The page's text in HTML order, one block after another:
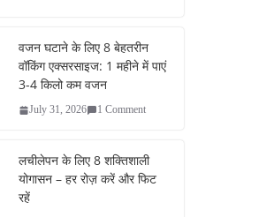
वजन घटाने के लिए 8 बेहतरीन
वॉकिंग एक्सरसाइज: 1 महीने में पाएं
3-4 किलो कम वजन
July 31, 2026 1 Comment
लचीलेपन के लिए 8 शक्तिशाली
योगासन – हर रोज़ करें और फिट
रहें